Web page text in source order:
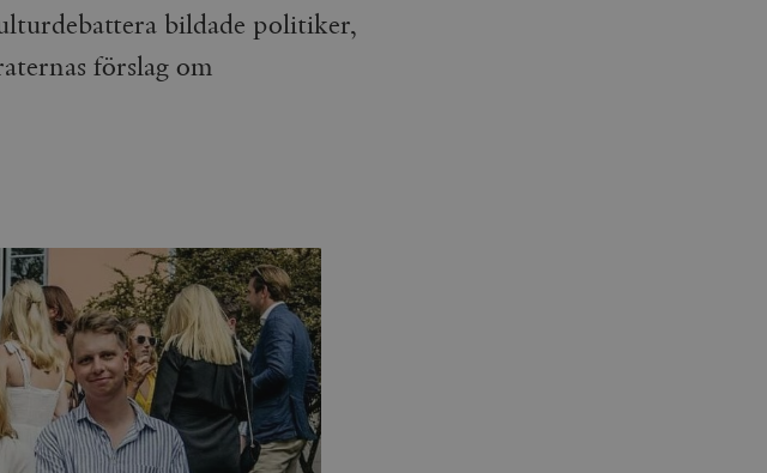
bildade politiker,
förslag om